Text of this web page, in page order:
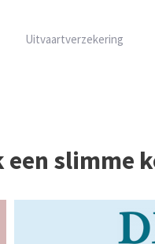
Uitvaartverzekering
slimme